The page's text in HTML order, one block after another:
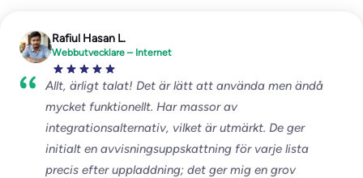
Rafiul Hasan L.
Webbutvecklare – Internet
Allt, ärligt talat! Det är lätt att använda men ändå
mycket funktionellt. Har massor av
integrationsalternativ, vilket är utmärkt. De ger
initialt en avvisningsuppskattning för varje lista
precis efter uppladdning; det ger mig en grov